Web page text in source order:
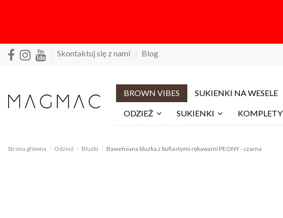
Skontaktuj się z nami Blog
BROWN VIBES SUKIENKI NA WESELE
ODZIEŻ SUKIENKI KOMPLETY
Strona główna Odzież Bluzki Bawełniana bluzka z bufiastymi rękawami PEONY - czarna